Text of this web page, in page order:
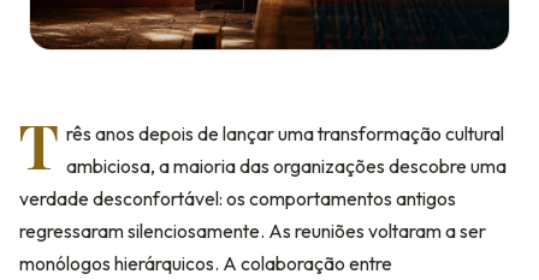
T rês anos depois de lançar uma transformação cultural
ambiciosa, a maioria das organizações descobre uma
verdade desconfortável: os comportamentos antigos
regressaram silenciosamente. As reuniões voltaram a ser
monólogos hierárquicos. A colaboração entre